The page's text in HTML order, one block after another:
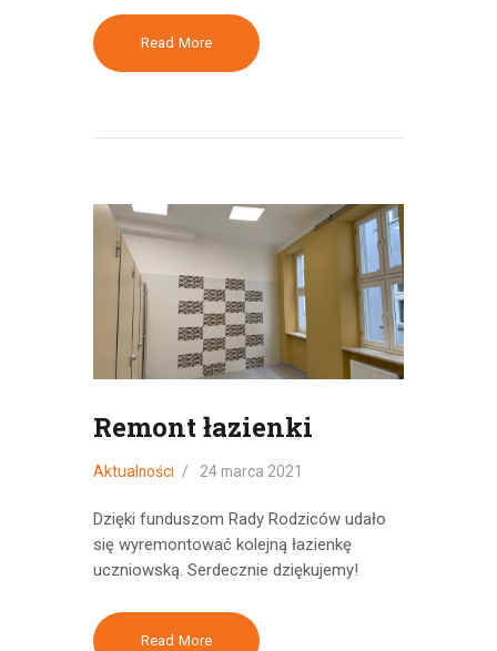
Read More
Remont łazienki
Aktualności 24 marca 2021
Dzięki funduszom Rady Rodziców udało
się wyremontować kolejną łazienkę
uczniowską. Serdecznie dziękujemy!
Read More